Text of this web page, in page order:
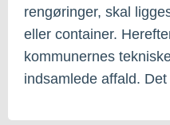
rengøringer, skal
eller container.
kommunernes
indsamlede affald.